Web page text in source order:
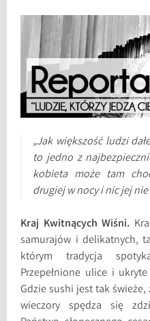
„Jak większość ludzi
to jedno z
kobieta może tam
drugiej w nocy i nic jej
Kraj Kwitnących Wiśni.
samurajów i delikatnych,
którym tradycja
Przepełnione ulice i
Gdzie sushi jest tak świeże,
wieczory spędza się